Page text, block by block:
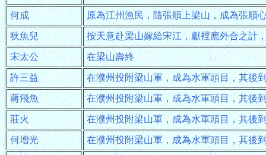
何成 原為江州漁民，隨張順上梁山，成為張順
狄魚兒 按天意赴梁山嫁給宋江，獻裡應外合之計
宋太公 在梁山壽終
許三益 在濮州投附梁山軍，成為水軍頭目，其後
蔣飛魚 在濮州投附梁山軍，成為水軍頭目，其後
莊火 在濮州投附梁山軍，成為水軍頭目，其後
何增光 在濮州投附梁山軍，成為水軍頭目，其後